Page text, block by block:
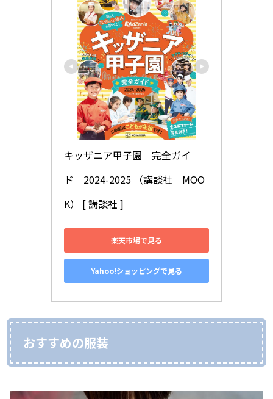
キッザニア甲子園　完全ガイ
ド　2024-2025 （講談社　MOO
K） [ 講談社 ]
楽天市場で見る
Yahoo!ショッピングで見る
おすすめの服装